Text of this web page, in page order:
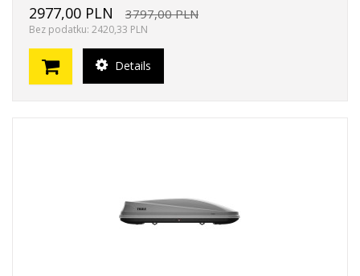
2977,00 PLN 3797,00 PLN
Bez podatku: 2420,33 PLN
Details